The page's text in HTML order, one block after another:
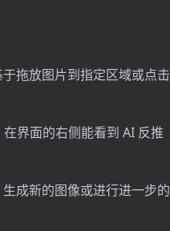
拖放图片到指定区域或点击
界面的右侧能看到 AI 反推
成新的图像或进行进一步的